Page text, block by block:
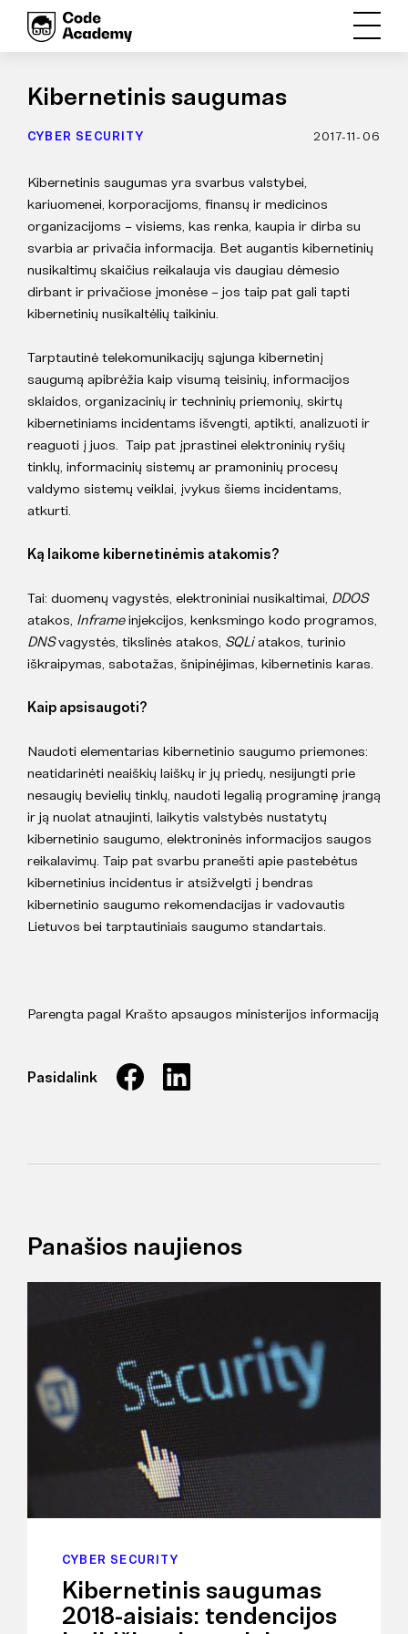
Kibernetinis saugumas
CYBER SECURITY 2017-11-06
Kibernetinis saugumas yra svarbus valstybei,
kariuomenei, korporacijoms, finansų ir medicinos
organizacijoms – visiems, kas renka, kaupia ir dirba su
svarbia ar privačia informacija. Bet augantis kibernetinių
nusikaltimų skaičius reikalauja vis daugiau dėmesio
dirbant ir privačiose įmonėse – jos taip pat gali tapti
kibernetinių nusikaltėlių taikiniu.
Tarptautinė telekomunikacijų sąjunga kibernetinį
saugumą apibrėžia kaip visumą teisinių, informacijos
sklaidos, organizacinių ir techninių priemonių, skirtų
kibernetiniams incidentams išvengti, aptikti, analizuoti ir
reaguoti į juos. Taip pat įprastinei elektroninių ryšių
tinklų, informacinių sistemų ar pramoninių procesų
valdymo sistemų veiklai, įvykus šiems incidentams,
atkurti.
Ką laikome kibernetinėmis atakomis?
Tai: duomenų vagystės, elektroniniai nusikaltimai, DDOS
atakos, Inframeinjekcijos, kenksmingo kodo programos,
DNSvagystės, tikslinės atakos, SQLiatakos, turinio
iškraipymas, sabotažas, šnipinėjimas, kibernetinis karas.
Kaip apsisaugoti?
Naudoti elementarias kibernetinio saugumo priemones:
neatidarinėti neaiškių laiškų ir jų priedų, nesijungti prie
nesaugių bevielių tinklų, naudoti legalią programinę įrangą
ir ją nuolat atnaujinti, laikytis valstybės nustatytų
kibernetinio saugumo, elektroninės informacijos saugos
reikalavimų. Taip pat svarbu pranešti apie pastebėtus
kibernetinius incidentus ir atsižvelgti į bendras
kibernetinio saugumo rekomendacijas ir vadovautis
Lietuvos bei tarptautiniais saugumo standartais.
Parengta pagal Krašto apsaugos ministerijos informaciją
Pasidalink
Panašios naujienos
CYBER SECURITY
Kibernetinis saugumas
2018-aisiais: tendencijos